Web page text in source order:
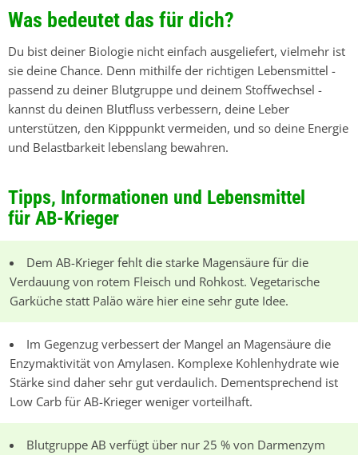
Was bedeutet das für dich?
Du bist deiner Biologie nicht einfach ausgeliefert, vielmehr ist
sie deine Chance. Denn mithilfe der richtigen Lebensmittel -
passend zu deiner Blutgruppe und deinem Stoffwechsel -
kannst du deinen Blutfluss verbessern, deine Leber
unterstützen, den Kipppunkt vermeiden, und so deine Energie
und Belastbarkeit lebenslang bewahren.
Tipps, Informationen und Lebensmittel
für AB-Krieger
Dem AB-Krieger fehlt die starke Magensäure für die
Verdauung von rotem Fleisch und Rohkost. Vegetarische
Garküche statt Paläo wäre hier eine sehr gute Idee.
Im Gegenzug verbessert der Mangel an Magensäure die
Enzymaktivität von Amylasen. Komplexe Kohlenhydrate wie
Stärke sind daher sehr gut verdaulich. Dementsprechend ist
Low Carb für AB-Krieger weniger vorteilhaft.
Blutgruppe AB verfügt über nur 25 % von Darmenzym